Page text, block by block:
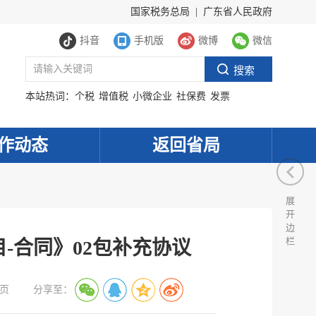
国家税务总局 广东省人民政府
抖音 手机版 微博 微信
本站热词： 个税 增值税 小微企业 社保费 发票
动态 返回省局
-合同》02包补充协议
分享至：
展
开
边
栏